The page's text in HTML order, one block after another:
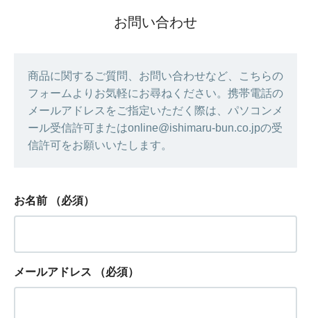
お問い合わせ
商品に関するご質問、お問い合わせなど、こちらの
フォームよりお気軽にお尋ねください。携帯電話の
メールアドレスをご指定いただく際は、パソコンメ
ール受信許可またはonline@ishimaru-bun.co.jpの受
信許可をお願いいたします。
お名前 （必須）
メールアドレス （必須）